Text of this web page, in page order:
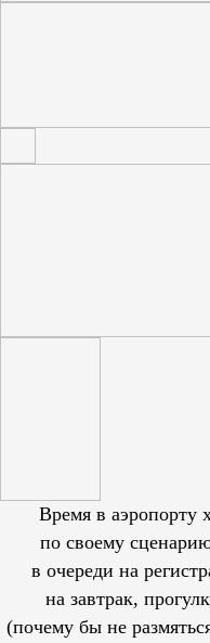
Время в аэропорту
по своему
в очереди на
на завтрак,
(почему бы не